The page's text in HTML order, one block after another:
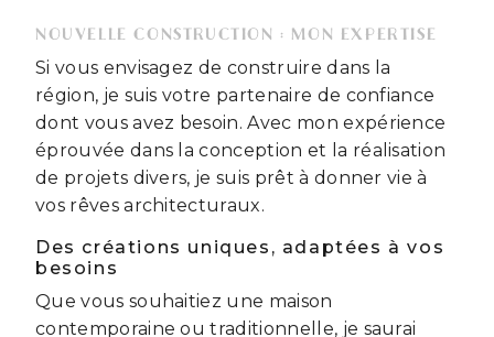
NOUVELLE CONSTRUCTION : MON EXPERTISE
Si vous envisagez de construire dans la
région, je suis votre partenaire de confiance
dont vous avez besoin. Avec mon expérience
éprouvée dans la conception et la réalisation
de projets divers, je suis prêt à donner vie à
vos rêves architecturaux.
Des créations uniques, adaptées à vos
besoins
Que vous souhaitiez une maison
contemporaine ou traditionnelle, je saurai